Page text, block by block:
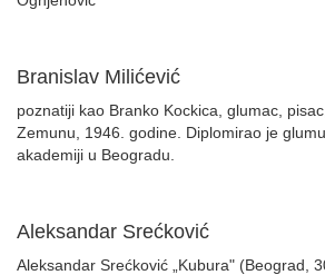
Branislav Milićević
poznatiji kao Branko Kockica, glumac,
Zemunu, 1946. godine. Diplomirao je
akademiji u Beogradu.
Aleksandar Srećković
Aleksandar Srećković „Kubura" (Beograd,